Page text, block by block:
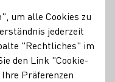
Deutschland
um alle Cookies zu
jederzeit
"Rechtliches" im
den Link "Cookie-
Präferenzen